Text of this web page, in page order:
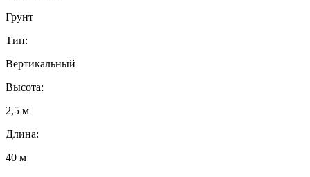
Грунт
Тип:
Вертикальный
Высота:
2,5 м
Длина:
40 м